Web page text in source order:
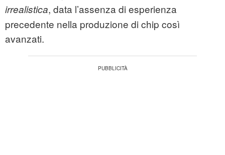
irrealistica, data l’assenza di esperienza
precedente nella produzione di chip così
avanzati.